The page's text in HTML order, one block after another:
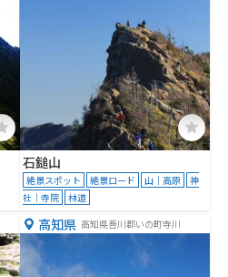
石鎚山
絶景スポット 絶景ロード 山｜高原
神
社｜寺院
林道
高知県 高知県吾川郡いの町寺川